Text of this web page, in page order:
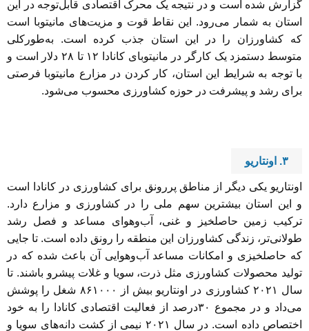
گزارش شده است و در نتیجه یک محرک اقتصادی قابل‌توجه در این
استان به شمار می‌رود. این نقاط قوت و مزیت‌های مانیتوبا است
که کشاورزان را در این استان جذب کرده است. به‌طورکلی
متوسط دستمزد یک کارگر در مانیتوبای کانادا ۱۲ تا ۲۸ دلار است و
با توجه به شرایط این استان، کار کردن در مزارع مانیتوبا فرصتی
برای رشد و پیشرفت در حوزه کشاورزی محسوب می‌شود.
۳. اونتاریو
اونتاریو یکی دیگر از مناطق پررونق برای کشاورزی در کانادا است
و این استان بیشترین سهم ملی را در کشاورزی و مزارع دارد.
ترکیب زمین حاصلخیز و غنی، آب‌وهوای مساعد و فصل رشد
طولانی‌تر، زندگی کشاورزان این منطقه را رونق داده است. تا جایی
که حاصلخیزی و امکانات مساعد آب‌وهوایی آن باعث شده که در
تولید محصولات کشاورزی مثل ذرت، سویا و غلات پیشرو باشند. تا
سال ۲۰۲۱ کشاورزی در اونتاریو بیش از ۸۶۱۰۰۰ شغل را پوشش
می‌داد و در مجموع ۳۰درصد از فعالیت اقتصادی کانادا را به خود
اختصاص داده است. در سال ۲۰۲۱ نیمی از کشت دانه‌های سویا و